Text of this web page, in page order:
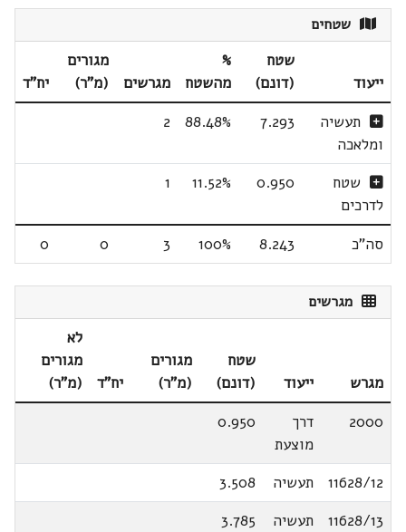
שטחים
ייעוד
שטח
(דונם)
%
מהשטח
מגרשים
מגורים
(מ"ר)
יח"ד
תעשיה
ומלאכה
7.293
88.48%
2
שטח
לדרכים
0.950
11.52%
1
סה"כ 8.243
100%
3
0
0
מגרשים
מגרש ייעוד
שטח
(דונם)
מגורים
(מ"ר)
יח"ד
לא
מגורים
(מ"ר)
2000
דרך
מוצעת
0.950
11628/12 תעשיה
3.508
11628/13
תעשיה 3.785